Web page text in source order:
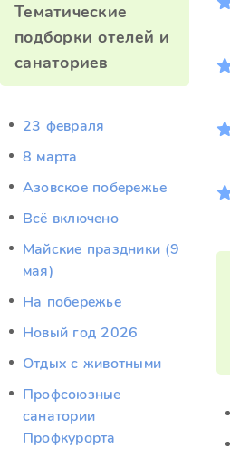
Тематические
подборки отелей и
санаториев
23 февраля
8 марта
Азовское побережье
Всё включено
Майские праздники (9
мая)
На побережье
Новый год 2026
Отдых c животными
Профсоюзные
санатории
Профкурорта